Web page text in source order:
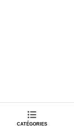
CATÉGORIES